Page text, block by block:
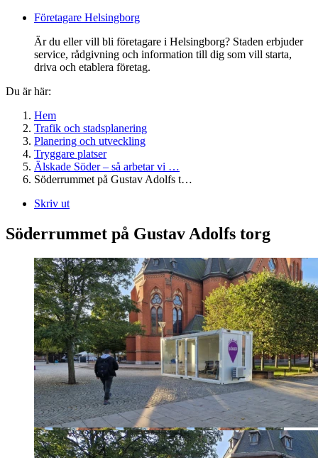
Företagare Helsingborg
Är du eller vill bli företagare i Helsingborg? Staden erbjuder
service, rådgivning och information till dig som vill starta,
driva och etablera företag.
Du är här:
Hem
Trafik och stadsplanering
Planering och utveckling
Tryggare platser
Älskade Söder – så arbetar vi …
Söderrummet på Gustav Adolfs t…
Skriv ut
Söderrummet på Gustav Adolfs torg